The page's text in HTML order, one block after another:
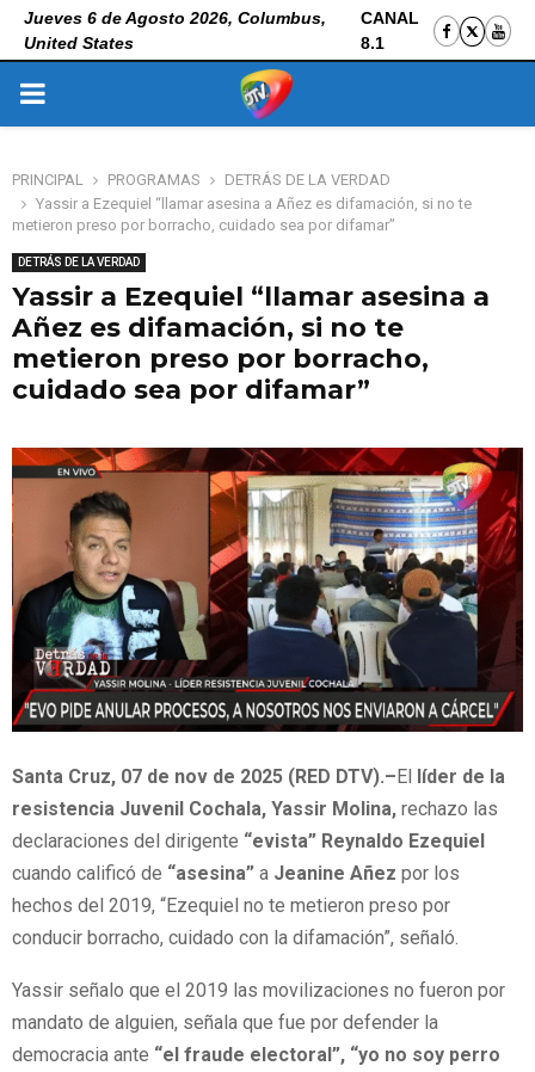
Jueves 6 de Agosto 2026, Columbus,
United States
CANAL
8.1
PRIMARY
PRINCIPAL PROGRAMAS
DETRÁS DE LA VERDAD
Yassir a Ezequiel “llamar asesina a Añez es difamación, si no te
metieron preso por borracho, cuidado sea por difamar”
DETRÁS DE LA VERDAD
Yassir a Ezequiel “llamar asesina a
Añez es difamación, si no te
metieron preso por borracho,
cuidado sea por difamar”
Santa Cruz, 07 de nov de 2025 (RED DTV).– El
líder de la
resistencia Juvenil Cochala, Yassir Molina, rechazo las
declaraciones del dirigente “evista” Reynaldo Ezequiel
cuando calificó de “asesina” a Jeanine Añez por los
hechos del 2019, “Ezequiel no te metieron preso por
conducir borracho, cuidado con la difamación”, señaló.
Yassir señalo que el 2019 las movilizaciones no fueron por
mandato de alguien, señala que fue por defender la
democracia ante “el fraude electoral”, “yo no soy perro